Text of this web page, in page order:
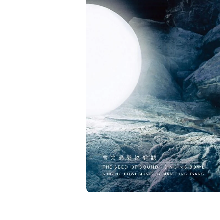
在
相
簿
中
開
啟
第
1
張
圖
片